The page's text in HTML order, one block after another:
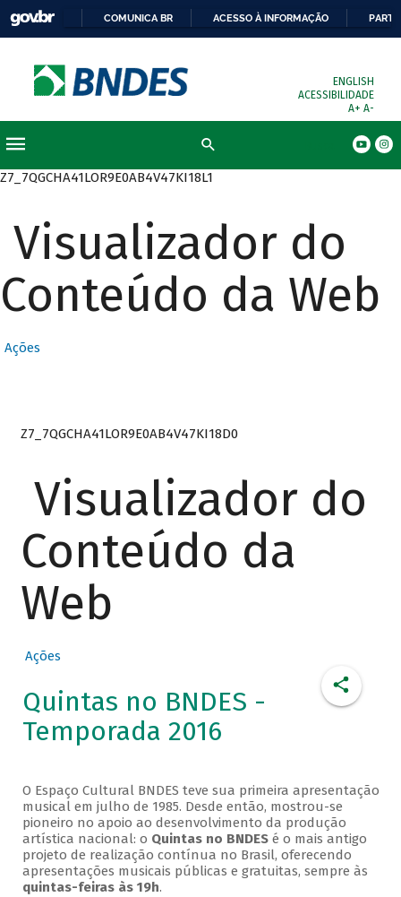
COMUNICA BR ACESSO À INFORMAÇÃO
ENGLISH
ACESSIBILIDADE
A+ A-
Z7_7QGCHA41LOR9E0AB4V47KI18L1
Visualizador do
Conteúdo da Web
Ações
Z7_7QGCHA41LOR9E0AB4V47KI18D0
Visualizador do
Conteúdo da
Web
Ações
Quintas no BNDES -
Temporada 2016
O Espaço Cultural BNDES teve sua primeira apresentação
musical em julho de 1985. Desde então, mostrou-se
pioneiro no apoio ao desenvolvimento da produção
artística nacional: o Quintas no BNDESé o mais antigo
projeto de realização contínua no Brasil, oferecendo
apresentações musicais públicas e gratuitas, sempre às
quintas-feiras às 19h.